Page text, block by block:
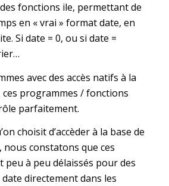
fonctions ile, permettant de
en « vrai » format date, en
Si date = 0, ou si date =
avec des accès natifs à la
ces programmes / fonctions
parfaitement.
choisit d’accèder à la base de
nous constatons que ces
peu à peu délaissés pour des
directement dans les